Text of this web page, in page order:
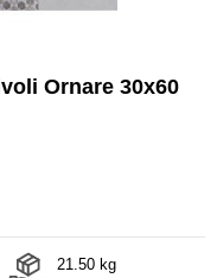
Ornare 30x60
21.50 kg